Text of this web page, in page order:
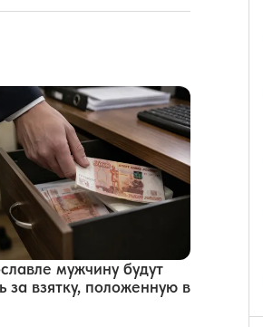
мужчину будут
за взятку, положенную в